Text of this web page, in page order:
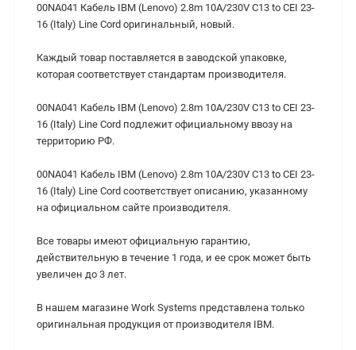
00NA041 Кабель IBM (Lenovo) 2.8m 10A/230V C13 to CEI 23-
16 (Italy) Line Cord оригинальный, новый.
Каждый товар поставляется в заводской упаковке,
которая соответствует стандартам производителя.
00NA041 Кабель IBM (Lenovo) 2.8m 10A/230V C13 to CEI 23-
16 (Italy) Line Cord подлежит официальному ввозу на
территорию РФ.
00NA041 Кабель IBM (Lenovo) 2.8m 10A/230V C13 to CEI 23-
16 (Italy) Line Cord cоответствует описанию, указанному
на официальном сайте производителя.
Все товары имеют официальную гарантию,
действительную в течение 1 года, и ее срок может быть
увеличен до 3 лет.
В нашем магазине Work Systems представлена только
оригинальная продукция от производителя IBM.